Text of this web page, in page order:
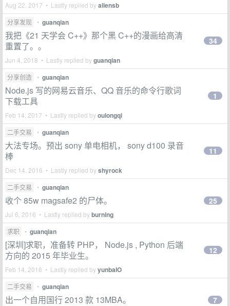
Aug 22, 2017 • Lastly replied byaliensb
分享发现 • guanqian
我把《21 天学会 C++》那个黑 C++的漫画给高清
重置了。。
Jun 4, 2018 • Lastly replied byguanqian
34
分享创造 • guanqian
Node.js 写的网易云音乐、QQ 音乐的命令行歌词
下载工具
Feb 14, 2017 • Lastly replied byoulongqi
1
二手交易 • guanqian
大法专场。预出 sony 单电相机， sony d100 录音
棒
Dec 14, 2016 • Lastly replied byshyrock
11
二手交易 • guanqian
收个 85w magsafe2 的尸体。
Jul 6, 2016 • Lastly replied byburning
25
求职 • guanqian
[深圳]求职，准备转 PHP， Node.js , Python 后端
方向的 2015 年毕业生。
Feb 14, 2016 • Lastly replied byyunbaIO
12
二手交易 • guanqian
出一个自用国行 2013 款 13MBA。 7